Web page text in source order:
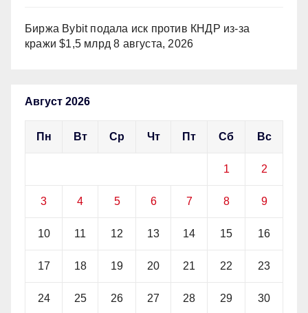
Биржа Bybit подала иск против КНДР из‑за
кражи $1,5 млрд 8 августа, 2026
Август 2026
Пн Вт Ср Чт Пт Сб Вс
1 2
3 4 5 6 7 8 9
10 11 12 13 14 15 16
17 18 19 20 21 22 23
24 25 26 27 28 29 30